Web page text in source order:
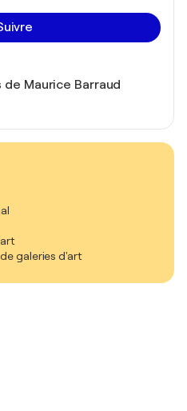
Maurice Barraud
galeries d'art